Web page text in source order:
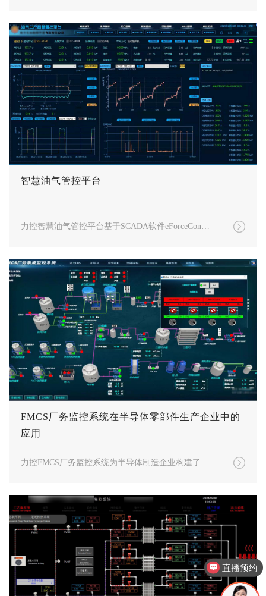
智慧油气管控平台
力控智慧油气管控平台基于SCADA软件eForceCon构建，实现油气井生产数据全覆盖采集与实时监测。通过多维度可视化、边缘计算与智能分析，该平台支撑井况诊断、能耗优化与故障精准定位，提升管理效率，推动油气行业数字化、智能化转型。
FMCS厂务监控系统在半导体零部件生产企业中的
应用
力控FMCS厂务监控系统为半导体制造企业构建了智能化管理平台，实现了动力、环境、水务等八大子系统的全流程监控。系统通过SCADA平台整合数据，支持H5多终端访问，提供实时监控、历史趋势分析和多维可视化功能。实施后，生产稳定性提升20%，能源成本降低30%，设备维护效率提高50%，并强化了环境安全保障。该系统成功打造厂务"智慧中枢"，推动企业向数字化、智能化转型。
直播预约